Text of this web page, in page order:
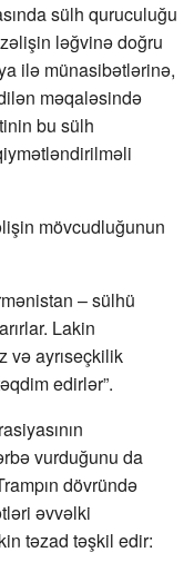
sülh quruculuğu
ləğvinə doğru
ilə münasibətlərinə,
məqaləsində
bu sülh
mövcudluğunun
– sülhü
Lakin
və ayrıseçkilik
edirlər”.
vurduğunu da
dövründə
əvvəlki
təzad təşkil edir: